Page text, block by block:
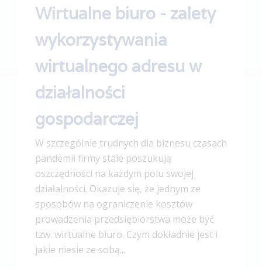
Wirtualne biuro - zalety
wykorzystywania
wirtualnego adresu w
działalności
gospodarczej
W szczególnie trudnych dla biznesu czasach
pandemii firmy stale poszukują
oszczędności na każdym polu swojej
działalności. Okazuje się, że jednym ze
sposobów na ograniczenie kosztów
prowadzenia przedsiębiorstwa może być
tzw. wirtualne biuro. Czym dokładnie jest i
jakie niesie ze sobą...